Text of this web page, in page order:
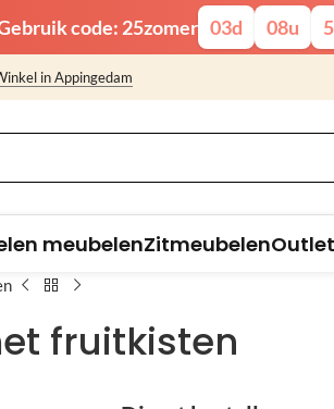
code: 25zomer 03d 08u
in Appingedam
meubelenZitmeubelenOutlet
fruitkisten